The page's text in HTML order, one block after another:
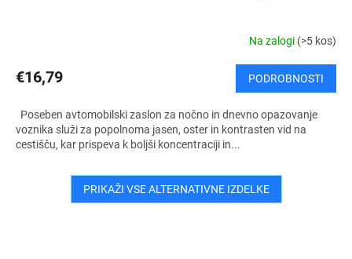
Na zalogi (>5 kos)
€16,79 PODROBNOSTI
Poseben avtomobilski zaslon za nočno in dnevno opazovanje
voznika služi za popolnoma jasen, oster in kontrasten vid na
cestišču, kar prispeva k boljši koncentraciji in...
PRIKAŽI VSE ALTERNATIVNE IZDELKE